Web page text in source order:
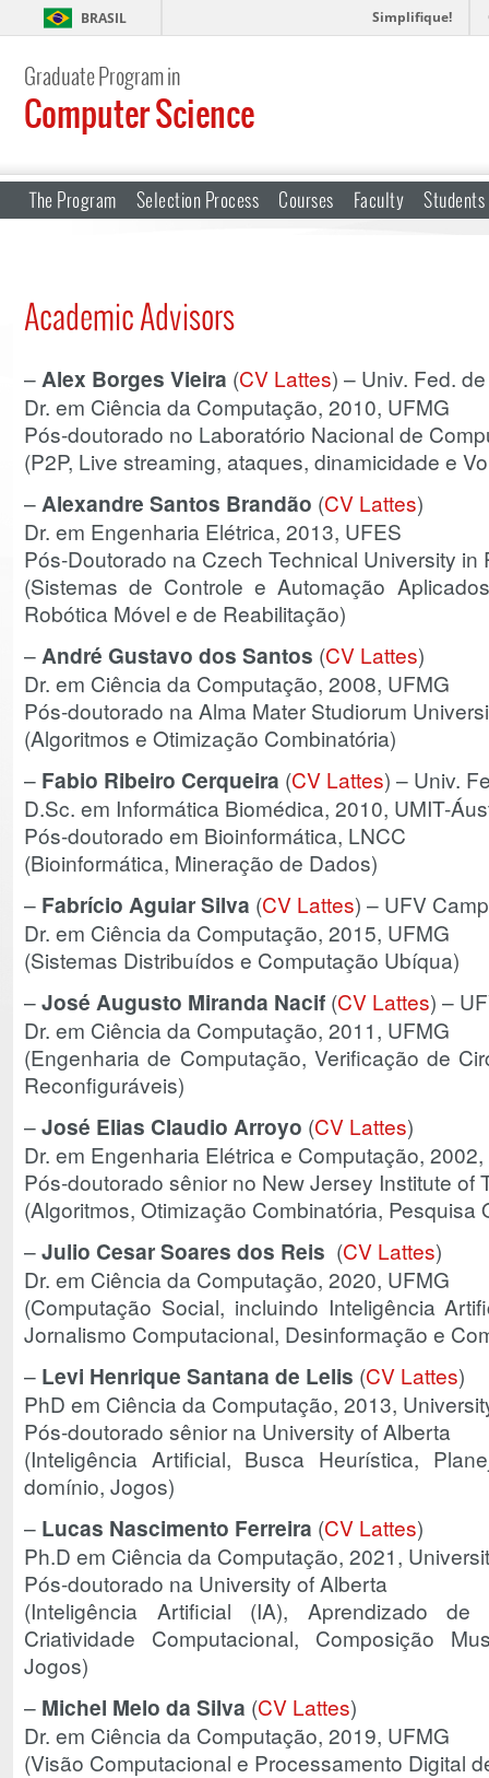
BRASIL Simplifique!
Graduate Program in
Computer Science
The Program Selection Process Courses Faculty Students
Academic Advisors
–Alex Borges Vieira (CV Lattes) – Univ. Fed.
Dr. em Ciência da Computação, 2010, UFMG
Pós-doutorado no Laboratório Nacional de
(P2P, Live streaming, ataques, dinamicidade e
–Alexandre Santos Brandão (CV Lattes)
Dr. em Engenharia Elétrica, 2013, UFES
Pós-Doutorado na Czech Technical University in
(Sistemas de Controle e Automação
Robótica Móvel e de Reabilitação)
–André Gustavo dos Santos (CV Lattes)
Dr. em Ciência da Computação, 2008, UFMG
Pós-doutorado na Alma Mater Studiorum
(Algoritmos e Otimização Combinatória)
– Fabio Ribeiro Cerqueira (CV Lattes) – Univ.
D.Sc. em Informática Biomédica, 2010, UMIT-
Pós-doutorado em Bioinformática, LNCC
(Bioinformática, Mineração de Dados)
– Fabrício Aguiar Silva (CV Lattes) – UFV
Dr. em Ciência da Computação, 2015, UFMG
(Sistemas Distribuídos e Computação Ubíqua)
–José Augusto Miranda Nacif (CV Lattes) –
Dr. em Ciência da Computação, 2011, UFMG
(Engenharia de Computação, Verificação de
Reconfiguráveis)
–José Elias Claudio Arroyo (CV Lattes)
Dr. em Engenharia Elétrica e Computação,
Pós-doutorado sênior no New Jersey Institute of
(Algoritmos, Otimização Combinatória, Pesquisa
–Julio Cesar Soares dos Reis (CV Lattes)
Dr. em Ciência da Computação, 2020, UFMG
(Computação Social, incluindo Inteligência
Jornalismo Computacional, Desinformação e
– Levi Henrique Santana de Lelis (CV Lattes)
PhD em Ciência da Computação, 2013,
Pós-doutorado sênior na University of Alberta
(Inteligência Artificial, Busca Heurística,
domínio, Jogos)
– Lucas Nascimento Ferreira (CV Lattes)
Ph.D em Ciência da Computação, 2021,
Pós-doutorado na University of Alberta
(Inteligência Artificial (IA), Aprendizado de
Criatividade Computacional, Composição
Jogos)
– Michel Melo da Silva (CV Lattes)
Dr. em Ciência da Computação, 2019, UFMG
(Visão Computacional e Processamento Digital